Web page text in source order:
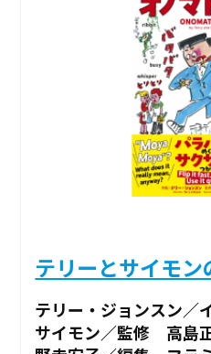
テリーとサイモ
テリー・ジョンスン／
サイモン／監修 高